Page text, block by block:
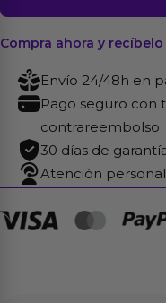
Base
de
Agua
Inlube
Fresa
cantidad
Compra ahora y
Envío 24/48h en
Pago seguro con
contrareembolso
30 días de
Atención